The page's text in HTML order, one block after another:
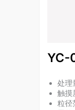
YC-
处理
触摸
粒径